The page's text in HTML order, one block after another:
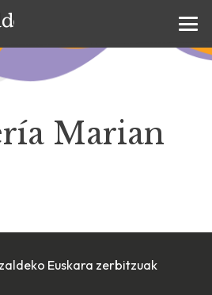
Marian
Euskara zerbitzuak